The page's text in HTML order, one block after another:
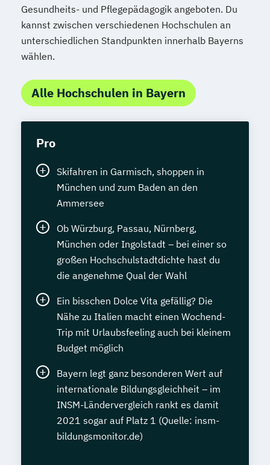
Gesundheits- und Pflegepädagogik angeboten. Du
kannst zwischen verschiedenen Hochschulen an
unterschiedlichen Standpunkten innerhalb Bayerns
wählen.
Alle Hochschulen in Bayern
Pro
Skifahren in Garmisch, shoppen in
München und zum Baden an den
Ammersee
Ob Würzburg, Passau, Nürnberg,
München oder Ingolstadt – bei einer so
großen Hochschulstadtdichte hast du
die angenehme Qual der Wahl
Ein bisschen Dolce Vita gefällig? Die
Nähe zu Italien macht einen Wochend-
Trip mit Urlaubsfeeling auch bei kleinem
Budget möglich
Bayern legt ganz besonderen Wert auf
internationale Bildungsgleichheit – im
INSM-Ländervergleich rankt es damit
2021 sogar auf Platz 1 (Quelle: insm-
bildungsmonitor.de)